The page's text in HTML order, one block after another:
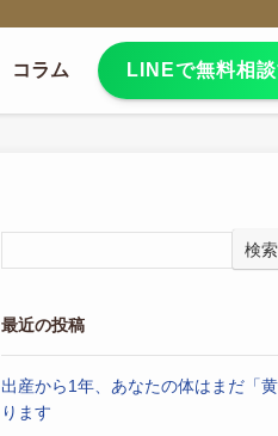
コラム LINEで無料相
検索
最近の投稿
出産から1年、あなたの体はまだ「
ります